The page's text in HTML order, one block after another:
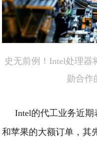
史无前例！Intel处理器
勋合作
Intel的代工业务近期
和苹果的大额订单，其